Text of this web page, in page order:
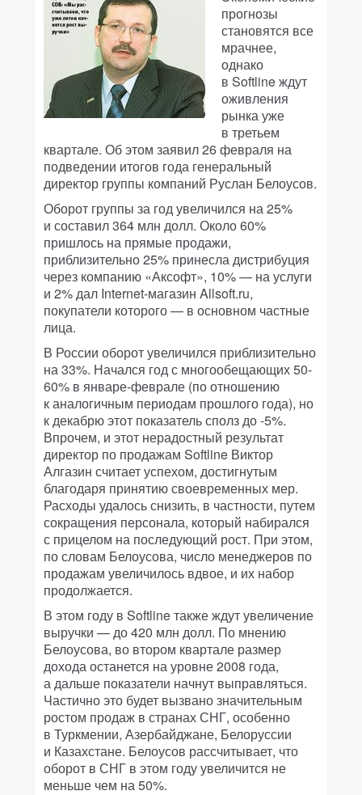
прогнозы
становятся все
мрачнее,
однако
в Softline ждут
оживления
рынка уже
в третьем
квартале. Об этом заявил 26 февраля на
подведении итогов года генеральный
директор группы компаний Руслан Белоусов.
Оборот группы за год увеличился на 25%
и составил 364 млн долл. Около 60%
пришлось на прямые продажи,
приблизительно 25% принесла дистрибуция
через компанию «Аксофт», 10% — на услуги
и 2% дал Internet-магазин Allsoft.ru,
покупатели которого — в основном частные
лица.
В России оборот увеличился приблизительно
на 33%. Начался год с многообещающих 50-
60% в январе-феврале (по отношению
к аналогичным периодам прошлого года), но
к декабрю этот показатель сполз до -5%.
Впрочем, и этот нерадостный результат
директор по продажам Softline Виктор
Алгазин считает успехом, достигнутым
благодаря принятию своевременных мер.
Расходы удалось снизить, в частности, путем
сокращения персонала, который набирался
с прицелом на последующий рост. При этом,
по словам Белоусова, число менеджеров по
продажам увеличилось вдвое, и их набор
продолжается.
В этом году в Softline также ждут увеличение
выручки — до 420 млн долл. По мнению
Белоусова, во втором квартале размер
дохода останется на уровне 2008 года,
а дальше показатели начнут выправляться.
Частично это будет вызвано значительным
ростом продаж в странах СНГ, особенно
в Туркмении, Азербайджане, Белоруссии
и Казахстане. Белоусов рассчитывает, что
оборот в СНГ в этом году увеличится не
меньше чем на 50%.